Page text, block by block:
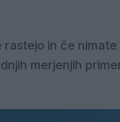
in če
merjenjih